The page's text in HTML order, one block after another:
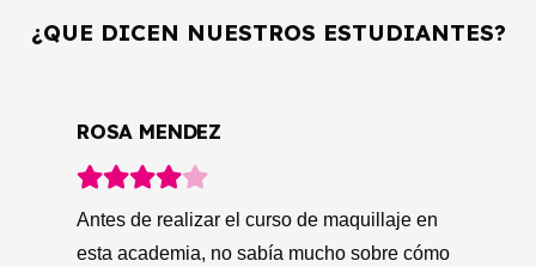
¿QUE DICEN NUESTROS ESTUDIANTES?
SOCORRO OCAÑA
Después de realizar el curso de maquillaje
en esta escuela, he aprendido técnicas y